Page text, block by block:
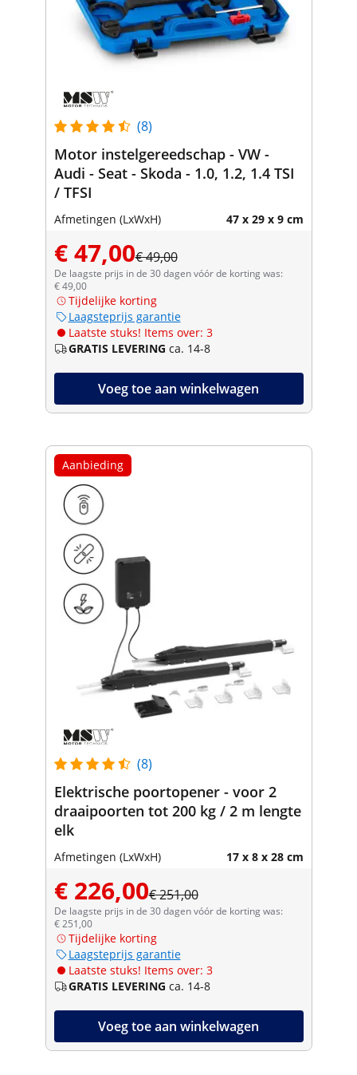
(8)
Motor instelgereedschap - VW -
Audi - Seat - Skoda - 1.0, 1.2, 1.4 TSI
/ TFSI
Afmetingen (LxWxH) 47 x 29 x 9 cm
€ 47,00€ 49,00
De laagste prijs in de 30 dagen vóór de korting was:
€ 49,00
Tijdelijke korting
Laagsteprijs garantie
Laatste stuks! Items over: 3
GRATIS LEVERING ca. 14-8
Voeg toe aan winkelwagen
Aanbieding
(8)
Elektrische poortopener - voor 2
draaipoorten tot 200 kg / 2 m lengte
elk
Afmetingen (LxWxH) 17 x 8 x 28 cm
€ 226,00€ 251,00
De laagste prijs in de 30 dagen vóór de korting was:
€ 251,00
Tijdelijke korting
Laagsteprijs garantie
Laatste stuks! Items over: 3
GRATIS LEVERING ca. 14-8
Voeg toe aan winkelwagen